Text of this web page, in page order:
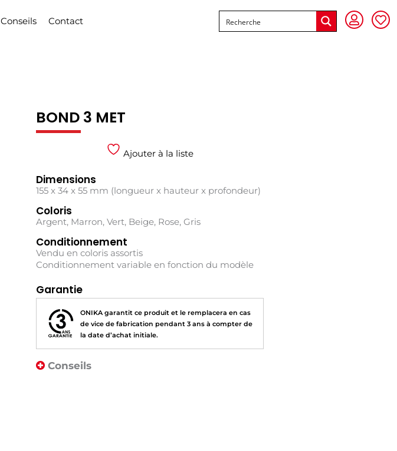
Conseils Contact
BOND 3 MET
Ajouter à la liste
Dimensions
155 x 34 x 55 mm (longueur x hauteur x profondeur)
Coloris
Argent, Marron, Vert, Beige, Rose, Gris
Conditionnement
Vendu en coloris assortis
Conditionnement variable en fonction du modèle
Garantie
ONIKA garantit ce produit et le remplacera en cas
de vice de fabrication pendant 3 ans à compter de
la date d’achat initiale.
Conseils